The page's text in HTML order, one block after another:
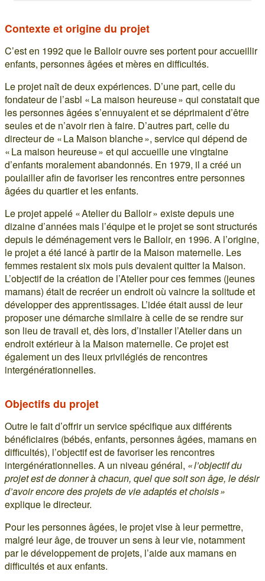
Contexte et origine du projet
C’est en 1992 que le Balloir ouvre ses portent pour accueillir
enfants, personnes âgées et mères en difficultés.
Le projet naît de deux expériences. D’une part, celle du
fondateur de l’asbl « La maison heureuse » qui constatait que
les personnes âgées s’ennuyaient et se déprimaient d’être
seules et de n’avoir rien à faire. D’autres part, celle du
directeur de « La Maison blanche », service qui dépend de
« La maison heureuse » et qui accueille une vingtaine
d’enfants moralement abandonnés. En 1979, il a créé un
poulailler afin de favoriser les rencontres entre personnes
âgées du quartier et les enfants.
Le projet appelé « Atelier du Balloir » existe depuis une
dizaine d’années mais l’équipe et le projet se sont structurés
depuis le déménagement vers le Balloir, en 1996. A l’origine,
le projet a été lancé à partir de la Maison maternelle. Les
femmes restaient six mois puis devaient quitter la Maison.
L’objectif de la création de l’Atelier pour ces femmes (jeunes
mamans) était de recréer un endroit où vaincre la solitude et
développer des apprentissages. L’idée était aussi de leur
proposer une démarche similaire à celle de se rendre sur
son lieu de travail et, dès lors, d’installer l’Atelier dans un
endroit extérieur à la Maison maternelle. Ce projet est
également un des lieux privilégiés de rencontres
intergénérationnelles.
Objectifs du projet
Outre le fait d’offrir un service spécifique aux différents
bénéficiaires (bébés, enfants, personnes âgées, mamans en
difficultés), l’objectif est de favoriser les rencontres
intergénérationnelles. A un niveau général, « l’objectif du
projet est de donner à chacun, quel que soit son âge, le désir
d’avoir encore des projets de vie adaptés et choisis »
explique le directeur.
Pour les personnes âgées, le projet vise à leur permettre,
malgré leur âge, de trouver un sens à leur vie, notamment
par le développement de projets, l’aide aux mamans en
difficultés et aux enfants.